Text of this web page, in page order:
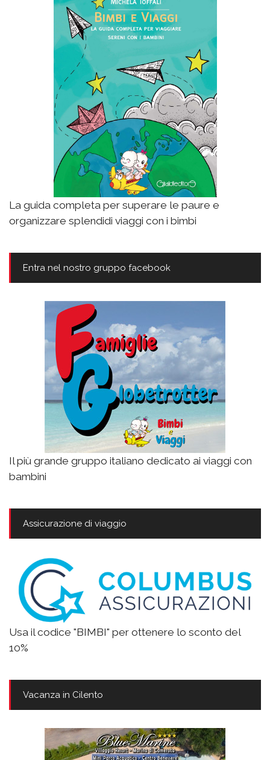
La guida completa per superare le paure e
organizzare splendidi viaggi con i bimbi
Entra nel nostro gruppo facebook
Il più grande gruppo italiano dedicato ai viaggi con
bambini
Assicurazione di viaggio
Usa il codice "BIMBI" per ottenere lo sconto del
10%
Vacanza in Cilento